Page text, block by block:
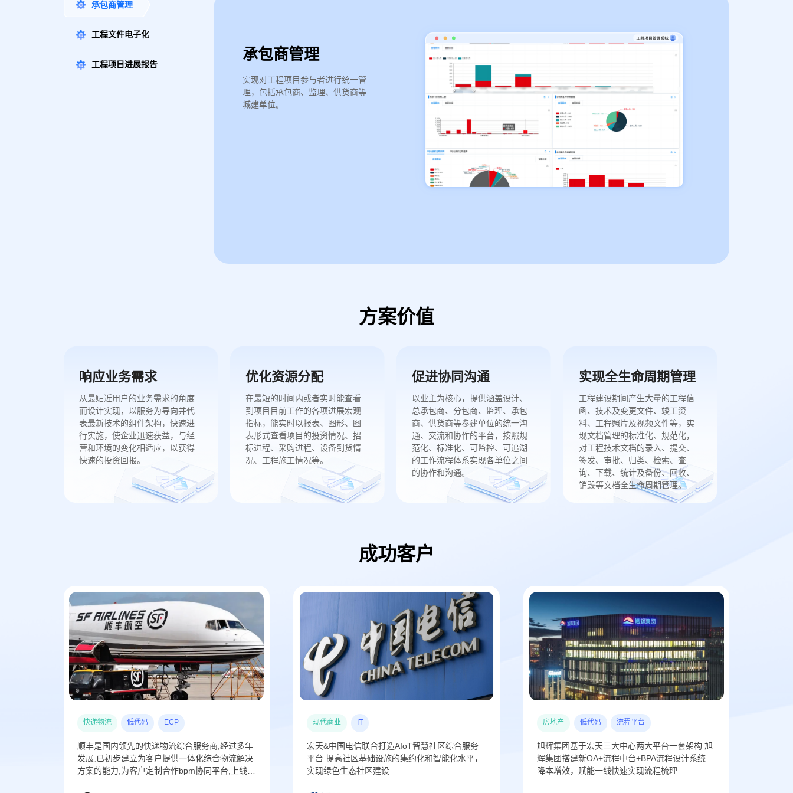
承包商管理
工程文件电子化
工程项目进展报告
承包商管理
实现对工程项目参与者进行统一管
理，包括承包商、监理、供货商等
城建单位。
工程文件电子化
实现工程过程流程审批及文件电子
工程项目进展报告
将所有工程项目的相关数据整合到
方案价值
响应业务需求
从最贴近用户的业务需求的角度
而设计实现，以服务为导向并代
表最新技术的组件架构，快速进
行实施，使企业迅速获益，与经
营和环境的变化相适应，以获得
快速的投资回报。
优化资源分配
在最短的时间内或者实时能查看
到项目目前工作的各项进展宏观
指标，能实时以报表、图形、图
表形式查看项目的投资情况、招
标进程、采购进程、设备到货情
况、工程施工情况等。
促进协同沟通
以业主为核心，提供涵盖设计、
总承包商、分包商、监理、承包
商、供货商等参建单位的统一沟
通、交流和协作的平台，按照规
范化、标准化、可监控、可追湖
的工作流程体系实现各单位之间
的协作和沟通。
实现全生命周期管理
工程建设期间产生大量的工程信
函、技术及变更文件、竣工资
料、工程照片及视频文件等，实
现文档管理的标准化、规范化，
对工程技术文档的录入、提交、
签发、审批、归类、检索、查
询、下载、统计及备份、回收、
销毁等文档全生命周期管理。
成功客户
快递物流 低代码 ECP
顺丰是国内领先的快递物流综合服务商,经过多年
发展,已初步建立为客户提供一体化综合物流解决
方案的能力,为客户定制合作bpm协同平台,上线后
现代商业 IT
宏天&中国电信联合打造AIoT智慧社区综合服务
平台 提高社区基础设施的集约化和智能化水平，
实现绿色生态社区建设
房地产 低代码 流程平台
旭辉集团基于宏天三大中心两大平台一套架构 旭
辉集团搭建新OA+流程中台+BPA流程设计系统
降本增效，赋能一线快速实现流程梳理